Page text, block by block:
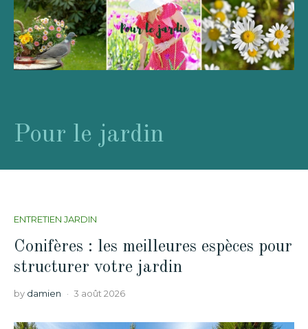
Pour le jardin
ENTRETIEN JARDIN
Conifères : les meilleures espèces pour
structurer votre jardin
by damien 3 août 2026